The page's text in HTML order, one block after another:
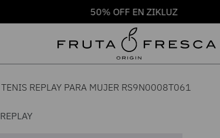
50% OFF EN ZIKLUZ
TENIS REPLAY PARA MUJER RS9N0008T061
REPLAY